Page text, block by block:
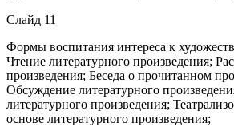
Слайд 11
Формы воспитания интереса к
Чтение литературного произведения;
произведения; Беседа о прочитанном
Обсуждение литературного
литературного произведения;
основе литературного произведения;